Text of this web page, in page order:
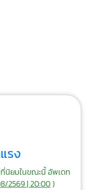
รง
นิยมในขณะนี้ อัพเดท
2569 | 20:00)